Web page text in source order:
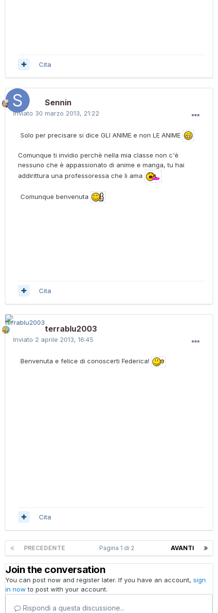
Cita
Sennin
Inviato 30 marzo 2013, 21:22
Solo per precisare si dice GLI ANIME e non LE ANIME
Comunque ti invidio perchè nella mia classe non c'è
nessuno che è appassionato di anime e manga, tu hai
addirittura una professoressa che li ama
Comunque benvenuta
Cita
terrablu2003
Inviato 2 aprile 2013, 16:45
Benvenuta e felice di conoscerti Federica!
Cita
PRECEDENTE AVANTI
Pagina 1 di 2
Join the conversation
You can post now and register later. If you have an account, sign
in now to post with your account.
Rispondi a questa discussione...